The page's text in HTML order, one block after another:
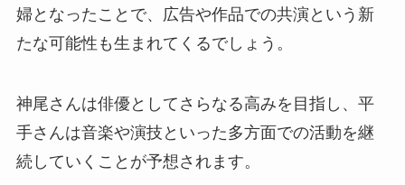
婦となったことで、広告や作品での共演という新
たな可能性も生まれてくるでしょう。
神尾さんは俳優としてさらなる高みを目指し、平
手さんは音楽や演技といった多方面での活動を継
続していくことが予想されます。